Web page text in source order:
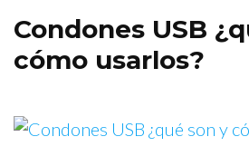
Condones USB
cómo usarlos?